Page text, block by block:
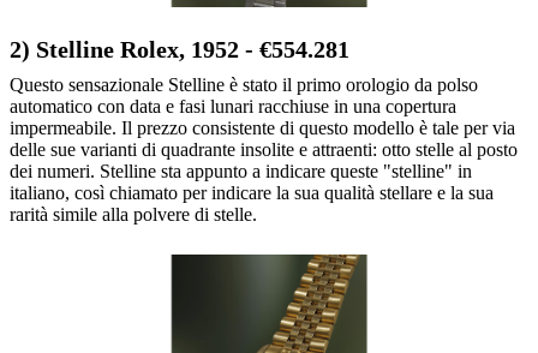
2) Stelline Rolex, 1952 - €554.281
Questo sensazionale Stelline è stato il primo orologio da polso
automatico con data e fasi lunari racchiuse in una copertura
impermeabile. Il prezzo consistente di questo modello è tale per via
delle sue varianti di quadrante insolite e attraenti: otto stelle al posto
dei numeri. Stelline sta appunto a indicare queste "stelline" in
italiano, così chiamato per indicare la sua qualità stellare e la sua
rarità simile alla polvere di stelle.